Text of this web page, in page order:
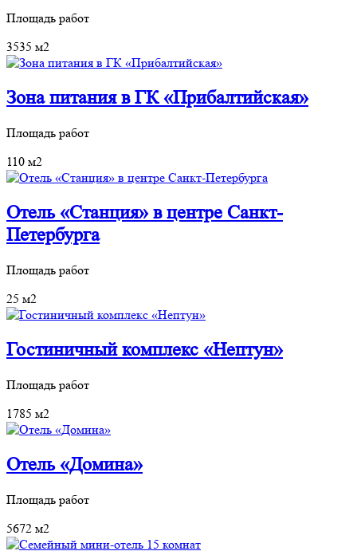
Площадь работ
3535 м2
Зона питания в ГК «Прибалтийская»
Площадь работ
110 м2
Отель «Станция» в центре Санкт-
Петербурга
Площадь работ
25 м2
Гостиничный комплекс «Нептун»
Площадь работ
1785 м2
Отель «Домина»
Площадь работ
5672 м2